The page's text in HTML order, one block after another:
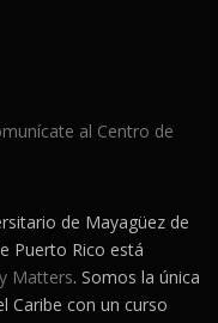
al Centro de
de Mayagüez de
Puerto Rico está
Matters. Somos la única
Caribe con un curso